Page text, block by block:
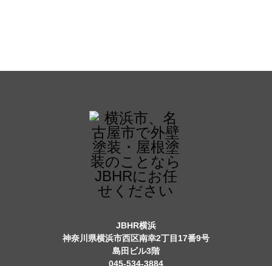
JBHR横浜
神奈川県横浜市西区南幸2丁目17番9号
島田ビル3階
045-534-3884